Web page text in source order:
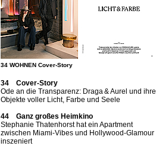
34 WOHNEN Cover-Story
34 Cover-Story
Ode an die Transparenz: Draga & Aurel und ihre
Objekte voller Licht, Farbe und Seele
44 Ganz großes Heimkino
Stephanie Thatenhorst hat ein Apartment
zwischen Miami-Vibes und Hollywood-Glamour
inszeniert